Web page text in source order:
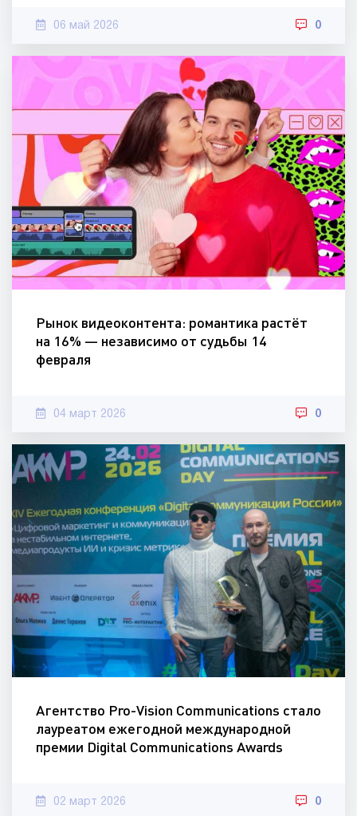
06 май 2026 0
Рынок видеоконтента: романтика растёт
на 16% — независимо от судьбы 14
февраля
04 март 2026 0
Агентство Pro-Vision Communications стало
лауреатом ежегодной международной
премии Digital Communications Awards
02 март 2026 0